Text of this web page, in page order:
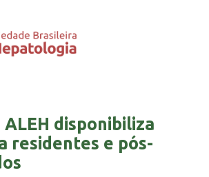
ALEH disponibiliza
residentes e pós-